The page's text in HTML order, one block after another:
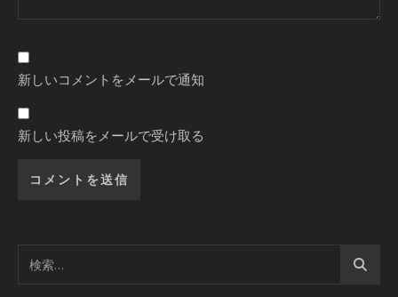
新しいコメントをメールで通知
新しい投稿をメールで受け取る